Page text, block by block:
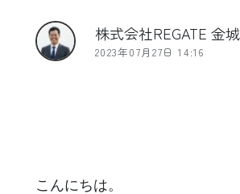
株式会社REGATE 金
2023年07月27日 14:16
こんにちは。